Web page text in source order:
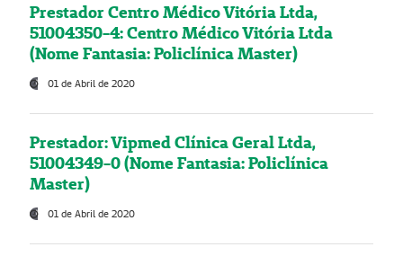
Prestador Centro Médico Vitória Ltda,
51004350-4: Centro Médico Vitória Ltda
(Nome Fantasia: Policlínica Master)
01 de Abril de 2020
Prestador: Vipmed Clínica Geral Ltda,
51004349-0 (Nome Fantasia: Policlínica
Master)
01 de Abril de 2020